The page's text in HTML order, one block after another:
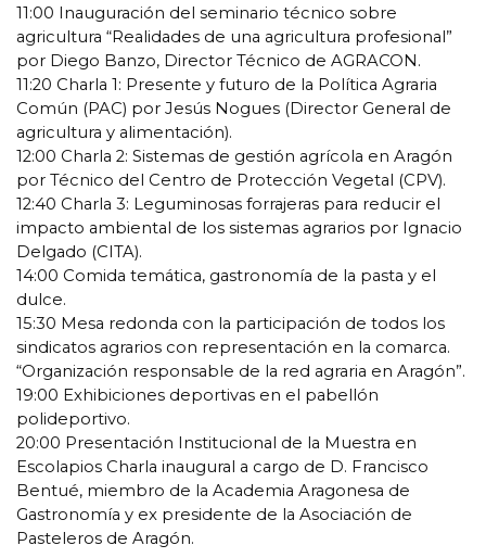
11:00 Inauguración del seminario técnico sobre
agricultura “Realidades de una agricultura profesional”
por Diego Banzo, Director Técnico de AGRACON.
11:20 Charla 1: Presente y futuro de la Política Agraria
Común (PAC) por Jesús Nogues (Director General de
agricultura y alimentación).
12:00 Charla 2: Sistemas de gestión agrícola en Aragón
por Técnico del Centro de Protección Vegetal (CPV).
12:40 Charla 3: Leguminosas forrajeras para reducir el
impacto ambiental de los sistemas agrarios por Ignacio
Delgado (CITA).
14:00 Comida temática, gastronomía de la pasta y el
dulce.
15:30 Mesa redonda con la participación de todos los
sindicatos agrarios con representación en la comarca.
“Organización responsable de la red agraria en Aragón”.
19:00 Exhibiciones deportivas en el pabellón
polideportivo.
20:00 Presentación Institucional de la Muestra en
Escolapios Charla inaugural a cargo de D. Francisco
Bentué, miembro de la Academia Aragonesa de
Gastronomía y ex presidente de la Asociación de
Pasteleros de Aragón.